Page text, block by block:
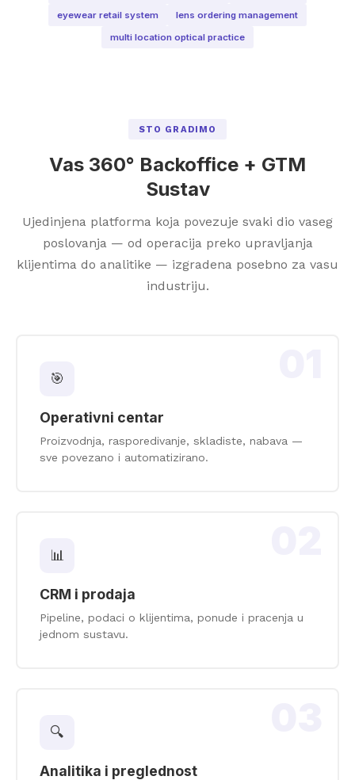
eyewear retail system
lens ordering management
multi location optical practice
STO GRADIMO
Vas 360° Backoffice + GTM
Sustav
Ujedinjena platforma koja povezuje svaki dio vaseg
poslovanja — od operacija preko upravljanja
klijentima do analitike — izgradena posebno za vasu
industriju.
🎯
Operativni centar
Proizvodnja, rasporedivanje, skladiste, nabava —
sve povezano i automatizirano.
📊
CRM i prodaja
Pipeline, podaci o klijentima, ponude i pracenja u
jednom sustavu.
🔍
Analitika i preglednost